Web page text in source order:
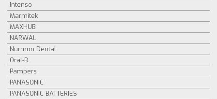
Intenso
Marmitek
MAXHUB
NARWAL
Nurmon Dental
Oral-B
Pampers
PANASONIC
PANASONIC BATTERIES